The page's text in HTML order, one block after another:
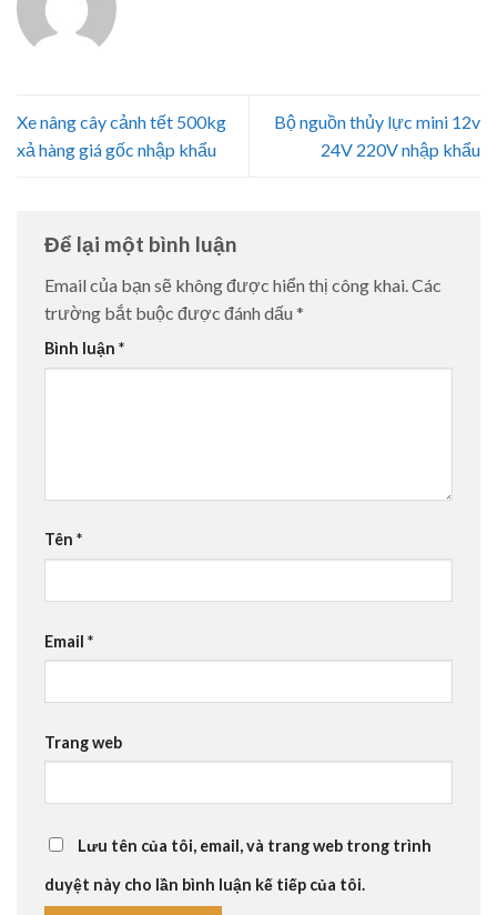
Xe nâng cây cảnh tết 500kg
xả hàng giá gốc nhập khẩu
Bộ nguồn thủy lực mini 12v
24V 220V nhập khẩu
Để lại một bình luận
Email của bạn sẽ không được hiển thị công khai.Các
trường bắt buộc được đánh dấu *
Bình luận *
Tên *
Email *
Trang web
Lưu tên của tôi, email, và trang web trong trình
duyệt này cho lần bình luận kế tiếp của tôi.